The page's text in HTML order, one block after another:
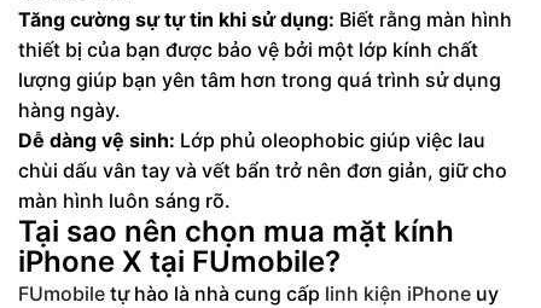
Tăng cường sự tự tin khi sử dụng: Biết rằng màn hình
thiết bị của bạn được bảo vệ bởi một lớp kính chất
lượng giúp bạn yên tâm hơn trong quá trình sử dụng
hàng ngày.
Dễ dàng vệ sinh: Lớp phủ oleophobic giúp việc lau
chùi dấu vân tay và vết bẩn trở nên đơn giản, giữ cho
màn hình luôn sáng rõ.
Tại sao nên chọn mua mặt kính
iPhone X tại FUmobile?
FUmobile tự hào là nhà cung cấp linh kiện iPhone uy